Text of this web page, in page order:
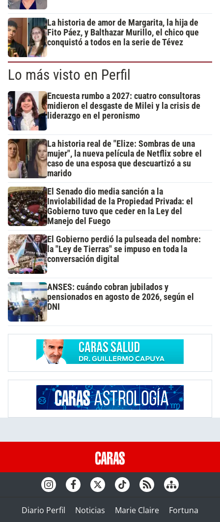
La historia de amor de Margarita, la hija de
Fito Páez, y Balthazar Murillo, el chico que
conquistó a todos en la serie de Tévez
Lo más visto en Perfil
Encuesta rumbo a 2027: cuatro consultoras
midieron el desgaste de Milei y la crisis de
liderazgo en el peronismo
La historia real de "Elize: Sombras de una
mujer", la nueva película de Netflix sobre el
caso de una esposa que descuartizó a su
marido
El Senado dio media sanción a la
Inviolabilidad de la Propiedad Privada: el
Gobierno tuvo que ceder en la Ley del
Manejo del Fuego
El Gobierno perdió la pulseada del nombre:
la "Ley de Tierras" se impuso en toda la
conversación digital
ANSES: cuándo cobran jubilados y
pensionados en agosto de 2026, según el
DNI
Diario Perfil Noticias Marie Claire
Fortuna